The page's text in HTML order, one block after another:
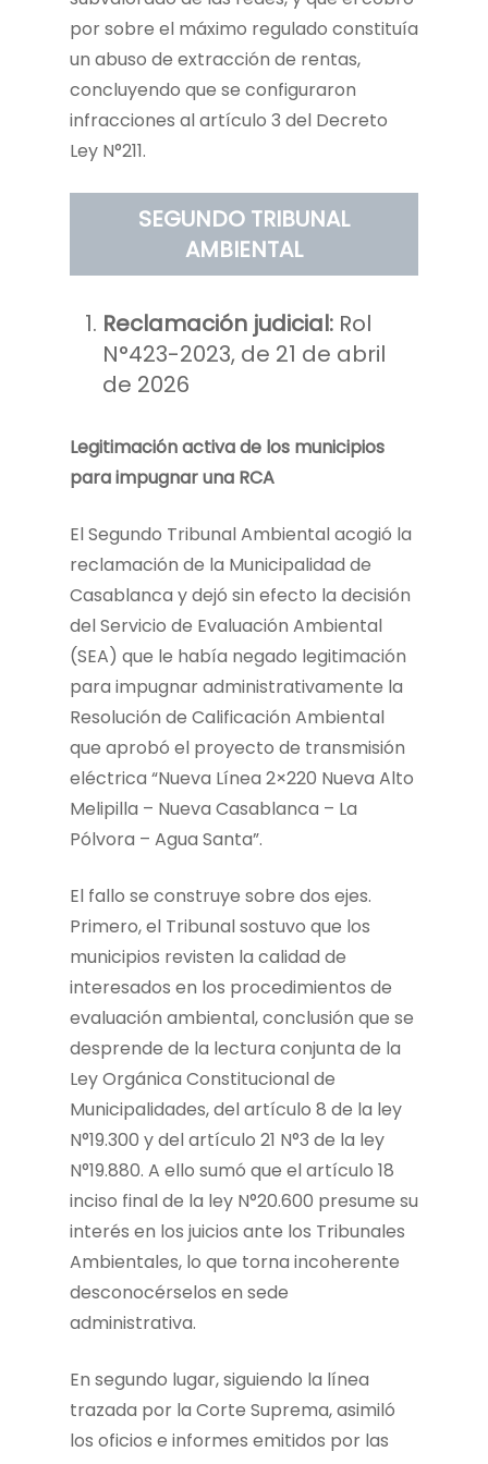
por sobre el máximo regulado constituía
un abuso de extracción de rentas,
concluyendo que se configuraron
infracciones al artículo 3 del Decreto
Ley N°211.
SEGUNDO TRIBUNAL
AMBIENTAL
Reclamación judicial: Rol
N°423-2023, de 21 de abril
de 2026
Legitimación activa de los municipios
para impugnar una RCA
El Segundo Tribunal Ambiental acogió la
reclamación de la Municipalidad de
Casablanca y dejó sin efecto la decisión
del Servicio de Evaluación Ambiental
(SEA) que le había negado legitimación
para impugnar administrativamente la
Resolución de Calificación Ambiental
que aprobó el proyecto de transmisión
eléctrica “Nueva Línea 2×220 Nueva Alto
Melipilla – Nueva Casablanca – La
Pólvora – Agua Santa”.
El fallo se construye sobre dos ejes.
Primero, el Tribunal sostuvo que los
municipios revisten la calidad de
interesados en los procedimientos de
evaluación ambiental, conclusión que se
desprende de la lectura conjunta de la
Ley Orgánica Constitucional de
Municipalidades, del artículo 8 de la ley
N°19.300 y del artículo 21 N°3 de la ley
N°19.880. A ello sumó que el artículo 18
inciso final de la ley N°20.600 presume su
interés en los juicios ante los Tribunales
Ambientales, lo que torna incoherente
desconocérselos en sede
administrativa.
En segundo lugar, siguiendo la línea
trazada por la Corte Suprema, asimiló
los oficios e informes emitidos por las